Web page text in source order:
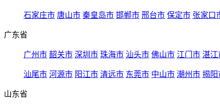
石家庄市 唐山市 秦皇岛市 邯郸市 邢台市 保定市 张家口
广东省
广州市 韶关市 深圳市 珠海市 汕头市 佛山市 江门市 湛江
汕尾市 河源市 阳江市 清远市 东莞市 中山市 潮州市 揭阳
山东省